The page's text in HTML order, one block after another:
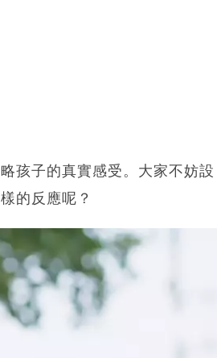
孩子的真實感受。大家不妨設
的反應呢？